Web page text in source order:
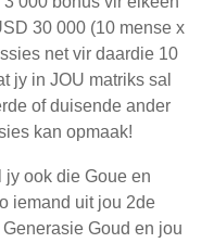
30 000 (10 mense x
net vir daardie 10
jy in JOU matriks sal
of duisende ander
kan opmaak!
jy ook die Goue en
iemand uit jou 2de
Goud en jou